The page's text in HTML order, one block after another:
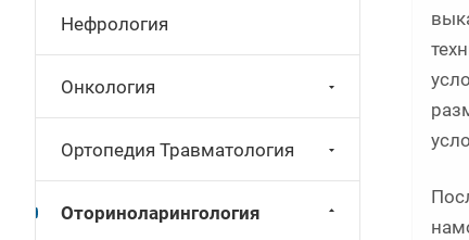
Нефрология
Онкология
Ортопедия Травматология
Оториноларингология